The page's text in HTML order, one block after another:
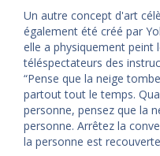
Un autre concept d'art
également été créé par
elle a physiquement peint
téléspectateurs des
“Pense que la neige
partout tout le temps.
personne, pensez que la
personne. Arrêtez la
la personne est